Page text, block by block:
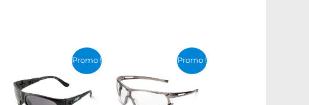
د.ت 26,000.
Promo !
initial
était :
Le
prix
actuel
est :
د.ت 3,800.
Promo !
initial
Le
prix